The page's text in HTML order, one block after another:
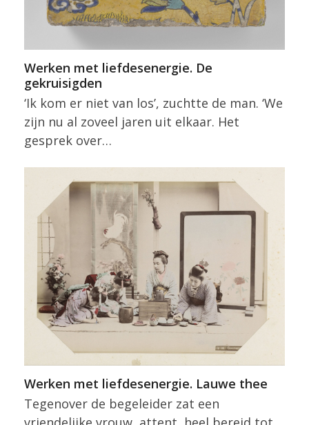
Werken met liefdesenergie. De
gekruisigden
‘Ik kom er niet van los’, zuchtte de man. ‘We
zijn nu al zoveel jaren uit elkaar. Het
gesprek over…
Werken met liefdesenergie. Lauwe thee
Tegenover de begeleider zat een